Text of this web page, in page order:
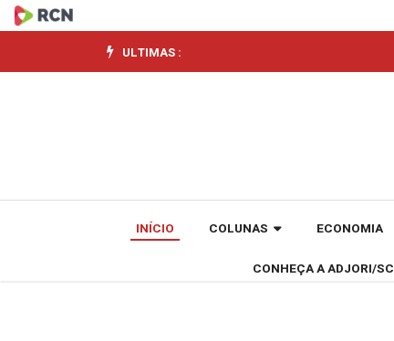
Cuidar
de
pode
ULTIMAS :
INÍCIO COLUNAS ECONOMIA
CONHEÇA A ADJORI/SC